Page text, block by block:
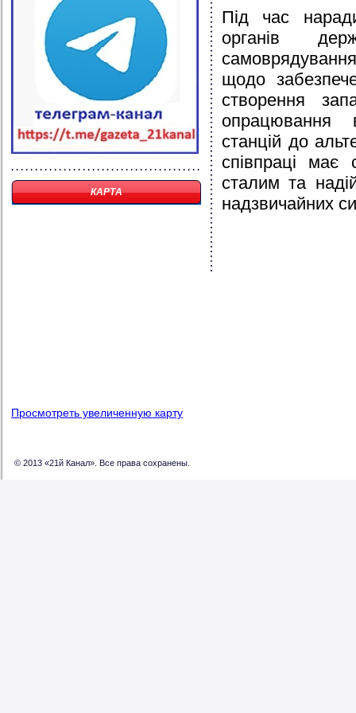
КАРТА
Просмотреть увеличенную карту
Під час
органів
щодо
створення
опрацювання
станцій до
співпраці має
сталим та
надзвичайних
© 2013 «21й Канал». Все права сохранены.